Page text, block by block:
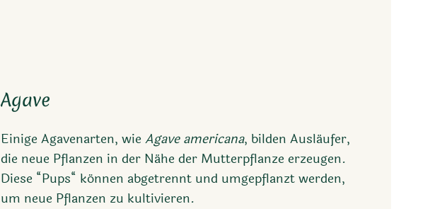
Agave
Einige Agavenarten, wie Agave americana, bilden Ausläufer,
die neue Pflanzen in der Nähe der Mutterpflanze erzeugen.
Diese “Pups“ können abgetrennt und umgepflanzt werden,
um neue Pflanzen zu kultivieren.